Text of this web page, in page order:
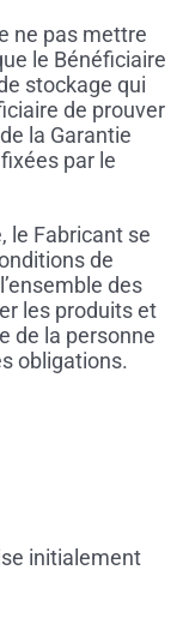
ne pas mettre
le Bénéficiaire
stockage qui
de prouver
la Garantie
par le
le Fabricant se
de
des
les produits et
de la personne
obligations.
initialement